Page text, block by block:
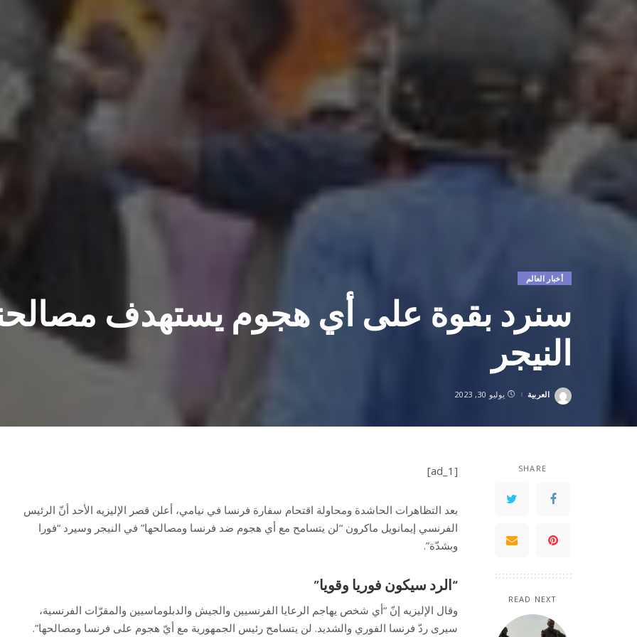
أخبار العالم
سنرد بقوة على أي هجوم يستهدف
النيجر
Posted
العربية يوليو 30, 2023
SHARE
READ NEXT
[ad_1]
بعد التظاهرات الحاشدة ومحاولة اقتحام سفارة فرنسا في نيامي، أعلن قصر الإليزيه الأحد أنّ الرئيس
الفرنسي إيمانويل ماكرون “لن يتسامح مع أي هجوم ضد فرنسا ومصالحها” في النيجر وسيرد “فورا
وبشدّة”.
“الرد سيكون فوريا وقويا”
وقال الإليزيه إنّ “أي شخص يهاجم الرعايا الفرنسيين والجيش والدبلوماسيين والمقرّات الفرنسية،
سيرى ردّ فرنسا الفوري والشديد. لن يتسامح رئيس الجمهورية مع أيّ هجوم على فرنسا ومصالحها”.